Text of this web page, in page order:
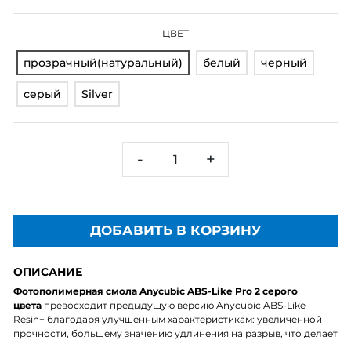
ЦВЕТ
прозрачный(натуральный) белый черный
серый Silver
- +
ДОБАВИТЬ В КОРЗИНУ
ОПИСАНИЕ
Фотополимерная смола Anycubic ABS-Like Pro 2 серого
цвета превосходит предыдущую версию Anycubic ABS-Like
Resin+ благодаря улучшенным характеристикам: увеличенной
прочности, большему значению удлинения на разрыв, что делает